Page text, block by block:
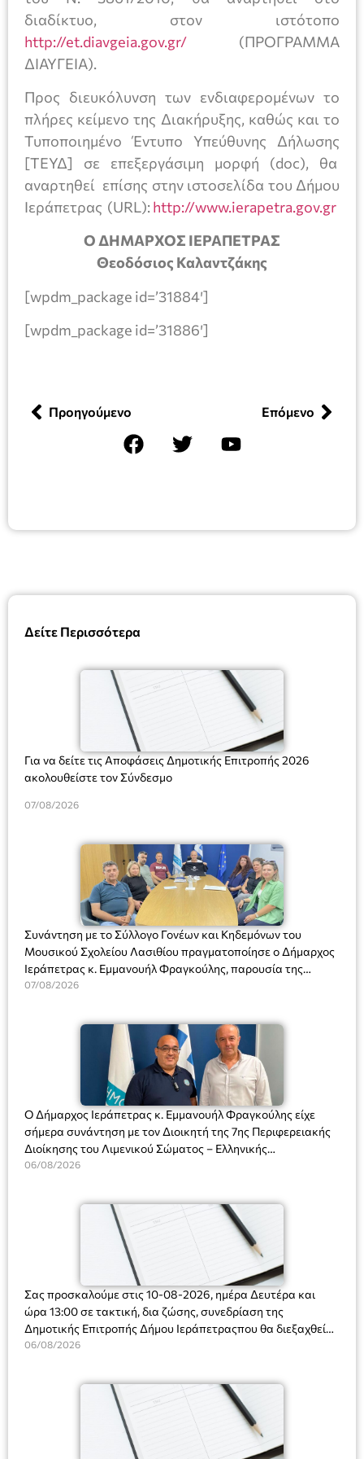
Δείτε Περισσότερα
Για να δείτε τις Αποφάσεις Δημοτικής Επιτροπής 2026
ακολουθείστε τον Σύνδεσμο
07/08/2026
Συνάντηση με το Σύλλογο Γονέων και Κηδεμόνων του
Μουσικού Σχολείου Λασιθίου πραγματοποίησε ο Δήμαρχος
Ιεράπετρας κ. Εμμανουήλ Φραγκούλης, παρουσία της
Διευθύντριας του σχολείου κας Μαριάννας Χαΐτα.
07/08/2026
Ο Δήμαρχος Ιεράπετρας κ. Εμμανουήλ Φραγκούλης είχε
σήμερα συνάντηση με τον Διοικητή της 7ης Περιφερειακής
Διοίκησης του Λιμενικού Σώματος – Ελληνικής
Ακτοφυλακής (Λ.Σ.-ΕΛ.ΑΚΤ.), Αρχιπλοίαρχο Λ.Σ. κ. Ιωάννη
06/08/2026
Σας προσκαλούμε στις 10-08-2026, ημέρα Δευτέρα και
ώρα 13:00 σε τακτική, δια ζώσης, συνεδρίαση της
Δημοτικής Επιτροπής Δήμου Ιεράπετραςπου θα διεξαχθεί
στο Δημοτικό Κατάστημα, Δημοκρατίας 31 στην αίθουσα
και λήψη αποφάσεων στα παρακάτω θέματα:
06/08/2026
διαδίκτυο, στον ιστότοπο
http://et.diavgeia.gov.gr/ (ΠΡΟΓΡΑΜΜΑ
ΔΙΑΥΓΕΙΑ).
Προς διευκόλυνση των ενδιαφερομένων το
πλήρες κείμενο της Διακήρυξης, καθώς και το
Τυποποιημένο Έντυπο Υπεύθυνης Δήλωσης
[ΤΕΥΔ] σε επεξεργάσιμη μορφή (doc), θα
αναρτηθεί επίσης στην ιστοσελίδα του Δήμου
Ιεράπετρας (URL):http://www.ierapetra.gov.gr
Ο ΔΗΜΑΡΧΟΣ ΙΕΡΑΠΕΤΡΑΣ
Θεοδόσιος Καλαντζάκης
[wpdm_package id=’31884′]
[wpdm_package id=’31886′]
Προηγούμενο Επόμενο